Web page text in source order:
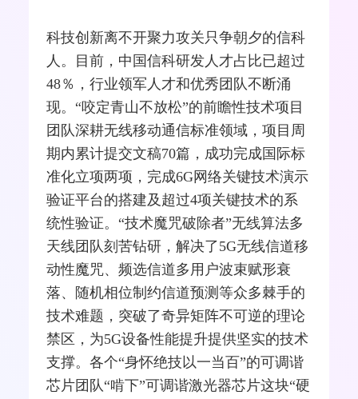
科技创新离不开聚力攻关只争朝夕的信科
人。目前，中国信科研发人才占比已超过
48％，行业领军人才和优秀团队不断涌
现。“咬定青山不放松”的前瞻性技术项目
团队深耕无线移动通信标准领域，项目周
期内累计提交文稿70篇，成功完成国际标
准化立项两项，完成6G网络关键技术演示
验证平台的搭建及超过4项关键技术的系
统性验证。“技术魔咒破除者”无线算法多
天线团队刻苦钻研，解决了5G无线信道移
动性魔咒、频选信道多用户波束赋形衰
落、随机相位制约信道预测等众多棘手的
技术难题，突破了奇异矩阵不可逆的理论
禁区，为5G设备性能提升提供坚实的技术
支撑。各个“身怀绝技以一当百”的可调谐
芯片团队“啃下”可调谐激光器芯片这块“硬